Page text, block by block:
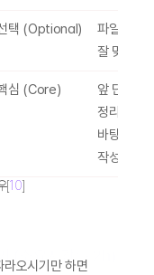
택 (Optional)
파일 간 내
잘 맞는지
심 (Core)
앞 단계에
정리한 내
바탕으로
작성하는
[10]
(소요시간: ~2h)
오시기만 하면